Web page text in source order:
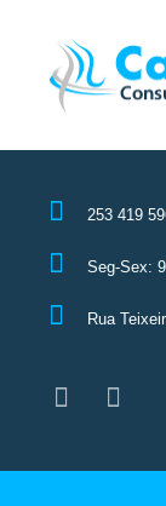
253 419
Seg-Sex:
Rua